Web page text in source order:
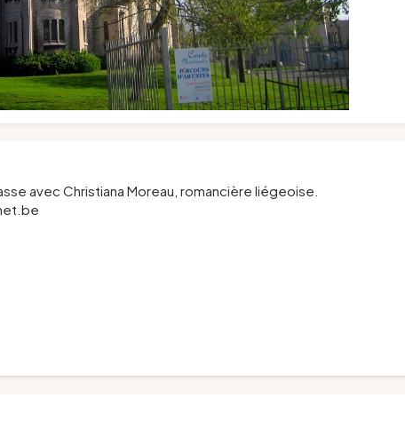
avec Christiana Moreau, romancière liégeoise.